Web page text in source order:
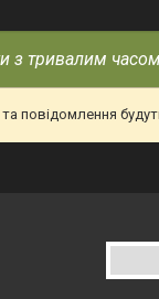
з тривалим
повідомлення